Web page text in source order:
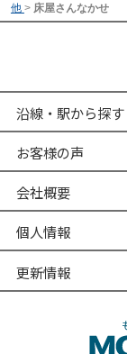
他 > 床屋さんなかせ
沿線・駅から探す
お客様の声
会社概要
個人情報
更新情報